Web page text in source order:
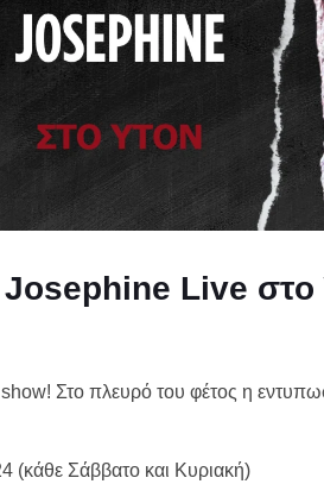
Josephine Live
Στο πλευρό του φέτος η
(κάθε Σάββατο και Κυριακή)